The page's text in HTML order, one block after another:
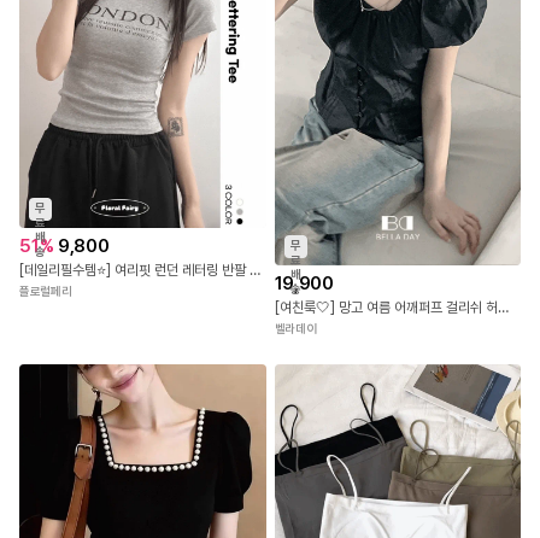
무
료
배
송
51% 9,800
[데일리필수템⭐] 여리핏 런던 레터링 반팔 티셔츠 - 3color 국내제작 봄 여름 가을 데이트 꾸안꾸 캐주얼 유니크 힙 학생 대학생 캠퍼스 여행 수학여행 직장인
플로럴페리
무
료
배
송
19,900
[여친룩🤍] 망고 여름 어깨퍼프 걸리쉬 허리잘록 뒷리본 핀턱 반팔블라우스
벨라데이